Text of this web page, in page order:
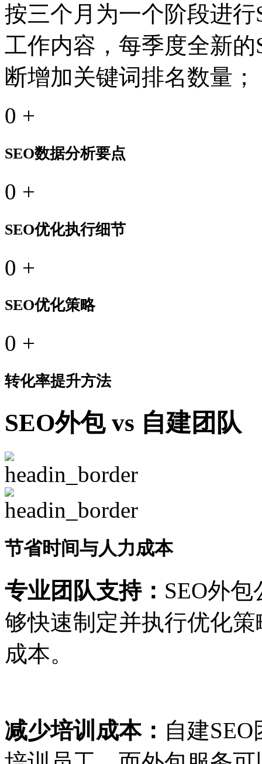
按三个月为一个阶段进
工作内容，每季度全新
断增加关键词排名数量；
0 +
SEO数据分析要点
0 +
SEO优化执行细节
0 +
SEO优化策略
0 +
转化率提升方法
SEO外包 vs 自建团队
节省时间与人力成本
专业团队支持： SEO外
够快速制定并执行优化
成本。
减少培训成本： 自建